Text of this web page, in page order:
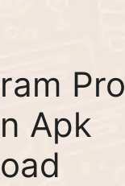
Pro
Apk